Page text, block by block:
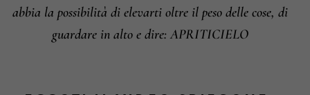
abbia la possibilità di elevarti oltre il peso delle cose, di
guardare in alto e dire: APRITICIELO